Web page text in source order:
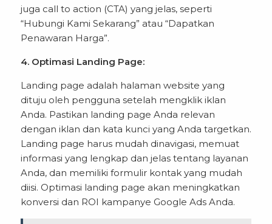
juga call to action (CTA) yang jelas, seperti
“Hubungi Kami Sekarang” atau “Dapatkan
Penawaran Harga”.
4. Optimasi Landing Page:
Landing page adalah halaman website yang
dituju oleh pengguna setelah mengklik iklan
Anda. Pastikan landing page Anda relevan
dengan iklan dan kata kunci yang Anda targetkan.
Landing page harus mudah dinavigasi, memuat
informasi yang lengkap dan jelas tentang layanan
Anda, dan memiliki formulir kontak yang mudah
diisi. Optimasi landing page akan meningkatkan
konversi dan ROI kampanye Google Ads Anda.